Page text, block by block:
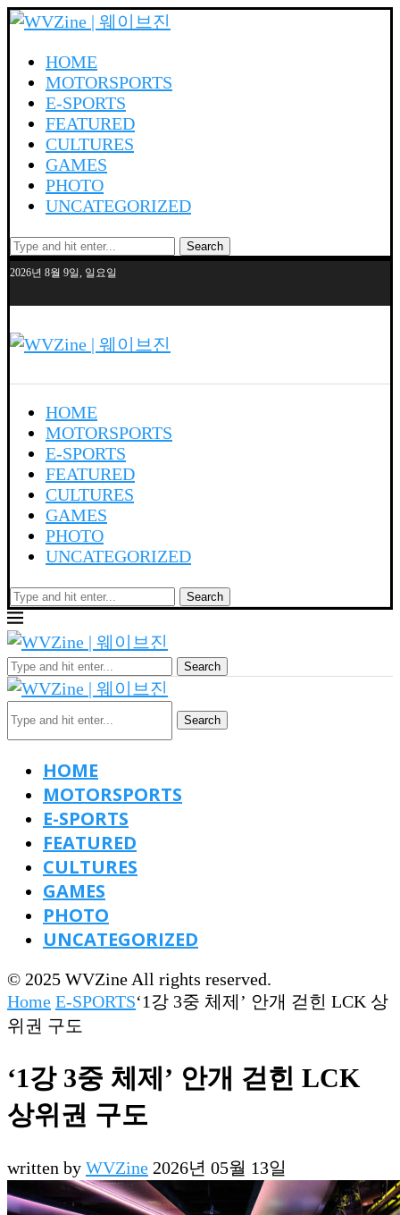
HOME
MOTORSPORTS
E-SPORTS
FEATURED
CULTURES
GAMES
PHOTO
UNCATEGORIZED
Search
2026년 8월 9일, 일요일
HOME
MOTORSPORTS
E-SPORTS
FEATURED
CULTURES
GAMES
PHOTO
UNCATEGORIZED
Search
Search
Search
HOME
MOTORSPORTS
E-SPORTS
FEATURED
CULTURES
GAMES
PHOTO
UNCATEGORIZED
© 2025 WVZine All rights reserved.
Home E-SPORTS‘1강 3중 체제’ 안개 걷힌 LCK 상
위권 구도
‘1강 3중 체제’ 안개 걷힌 LCK
상위권 구도
written by WVZine 2026년 05월 13일